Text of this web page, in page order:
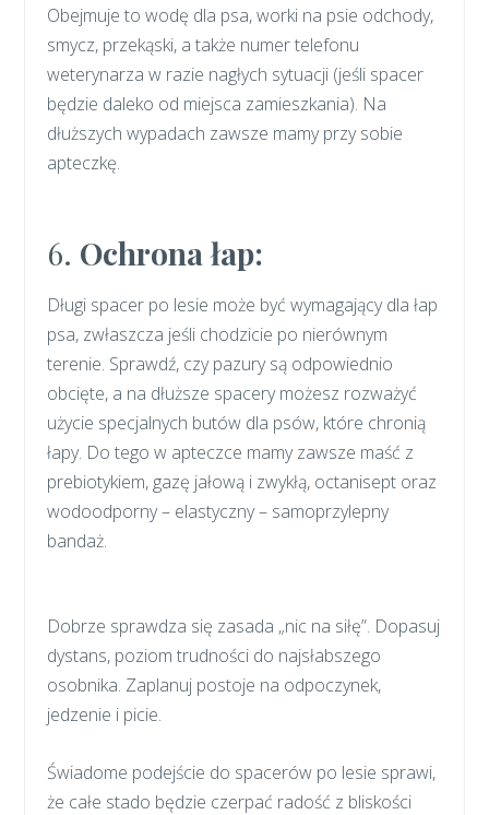
Obejmuje to wodę dla psa, worki na psie odchody,
smycz, przekąski, a także numer telefonu
weterynarza w razie nagłych sytuacji (jeśli spacer
będzie daleko od miejsca zamieszkania). Na
dłuższych wypadach zawsze mamy przy sobie
apteczkę.
6. Ochrona łap:
Długi spacer po lesie może być wymagający dla łap
psa, zwłaszcza jeśli chodzicie po nierównym
terenie. Sprawdź, czy pazury są odpowiednio
obcięte, a na dłuższe spacery możesz rozważyć
użycie specjalnych butów dla psów, które chronią
łapy. Do tego w apteczce mamy zawsze maść z
prebiotykiem, gazę jałową i zwykłą, octanisept oraz
wodoodporny – elastyczny – samoprzylepny
bandaż.
Dobrze sprawdza się zasada „nic na siłę”. Dopasuj
dystans, poziom trudności do najsłabszego
osobnika. Zaplanuj postoje na odpoczynek,
jedzenie i picie.
Świadome podejście do spacerów po lesie sprawi,
że całe stado będzie czerpać radość z bliskości